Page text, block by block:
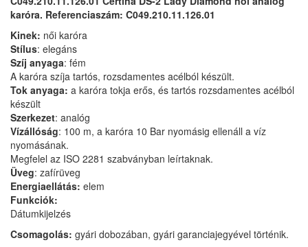
karóra. Referenciaszám: C049.210.11.126.01
Kinek: női karóra
Stílus: elegáns
Szíj anyaga: fém
A karóra szíja tartós, rozsdamentes acélból készült.
Tok anyaga: a karóra tokja erős, és tartós rozsdamentes acélból
készült
Szerkezet: analóg
Vízállóság: 100 m, a karóra 10 Bar nyomásig ellenáll a víz
nyomásának.
Megfelel az ISO 2281 szabványban leírtaknak.
Üveg: zafírüveg
Energiaellátás: elem
Funkciók:
Dátumkijelzés
Csomagolás: gyári dobozában, gyári garanciajegyével történik.